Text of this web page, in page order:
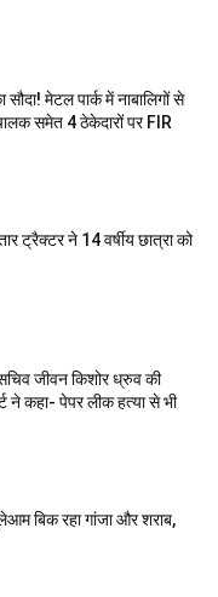
मेटल पार्क में नाबालिगों से
समेत 4 ठेकेदारों पर FIR
ट्रैक्टर ने 14 वर्षीय छात्रा को
जीवन किशोर ध्रुव की
ने कहा- पेपर लीक हत्या से भी
बिक रहा गांजा और शराब,